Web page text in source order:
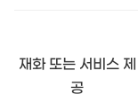
재화 또는 서비스 제
공